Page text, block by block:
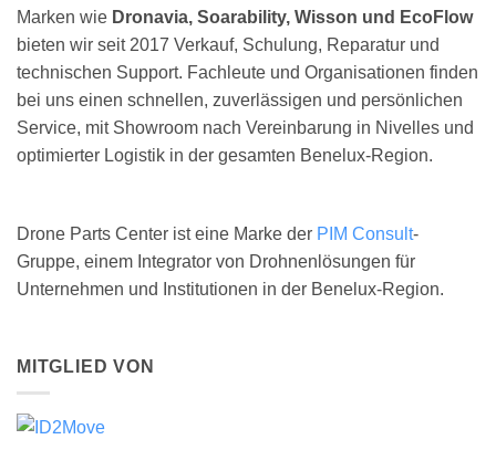
Marken wie Dronavia, Soarability, Wisson und EcoFlow
bieten wir seit 2017 Verkauf, Schulung, Reparatur und
technischen Support. Fachleute und Organisationen finden
bei uns einen schnellen, zuverlässigen und persönlichen
Service, mit Showroom nach Vereinbarung in Nivelles und
optimierter Logistik in der gesamten Benelux-Region.
Drone Parts Center ist eine Marke der PIM Consult-
Gruppe, einem Integrator von Drohnenlösungen für
Unternehmen und Institutionen in der Benelux-Region.
MITGLIED VON